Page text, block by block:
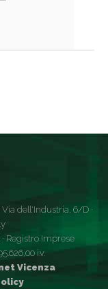
Via dell'Industria, 6/D ·
Registro Imprese
i.v.
Vicenza